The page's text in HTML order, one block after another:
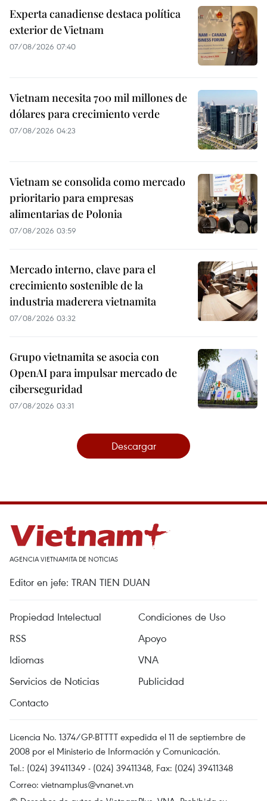
Experta canadiense destaca política
exterior de Vietnam
07/08/2026 07:40
Vietnam necesita 700 mil millones de
dólares para crecimiento verde
07/08/2026 04:23
Vietnam se consolida como mercado
prioritario para empresas
alimentarias de Polonia
07/08/2026 03:59
Mercado interno, clave para el
crecimiento sostenible de la
industria maderera vietnamita
07/08/2026 03:32
Grupo vietnamita se asocia con
OpenAI para impulsar mercado de
ciberseguridad
07/08/2026 03:31
Descargar
AGENCIA VIETNAMITA DE NOTICIAS
Editor en jefe: TRAN TIEN DUAN
Propiedad Intelectual
Condiciones de Uso
RSS
Apoyo
Idiomas
VNA
Servicios de Noticias
Publicidad
Contacto
Licencia No. 1374/GP-BTTTT expedida el 11 de septiembre de
2008 por el Ministerio de Información y Comunicación.
Tel.: (024) 39411349 - (024) 39411348, Fax: (024) 39411348
Correo: vietnamplus@vnanet.vn